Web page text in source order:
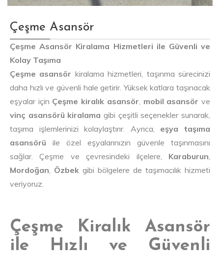
Çeşme Asansör
Çeşme Asansör Kiralama Hizmetleri ile Güvenli ve
Kolay Taşıma
Çeşme asansör kiralama hizmetleri, taşınma sürecinizi
daha hızlı ve güvenli hale getirir. Yüksek katlara taşınacak
eşyalar için Çeşme kiralık asansör mobil asansör ve
vinç asansörü kiralama gibi çeşitli seçenekler sunarak,
taşıma işlemlerinizi kolaylaştırır. Ayrıca, eşya taşıma
asansörü ile özel eşyalarınızın güvenle taşınmasını
sağlar. Çeşme ve çevresindeki ilçelere, Karaburun
Mordoğan Özbek gibi bölgelere de taşımacılık hizmeti
veriyoruz.
Çeşme Kiralık Asansör
ile Hızlı ve Güvenli